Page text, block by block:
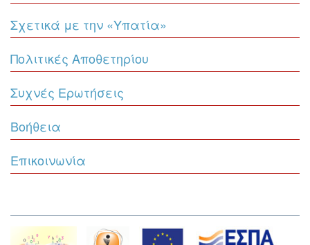
Σχετικά με την «Υπατία»
Πολιτικές Αποθετηρίου
Συχνές Ερωτήσεις
Βοήθεια
Επικοινωνία